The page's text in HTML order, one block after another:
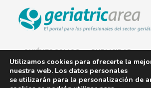
QUIÉNES SOMOS PUBLICIDAD
AVISO LEGAL
Utilizamos cookies para ofrecerte la
nuestra web. Los datos personales
se utilizarán para la personalización de